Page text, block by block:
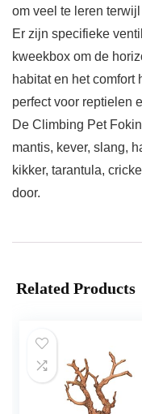
om veel te leren
Er zijn specifieke
kweekbox om de
habitat en het comfort
perfect voor reptielen
De Climbing Pet
mantis, kever, slang,
kikker, tarantula,
door.
Related Products